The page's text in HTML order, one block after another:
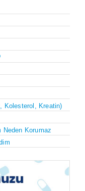
Kolesterol, Kreatin)
Neden Korumaz